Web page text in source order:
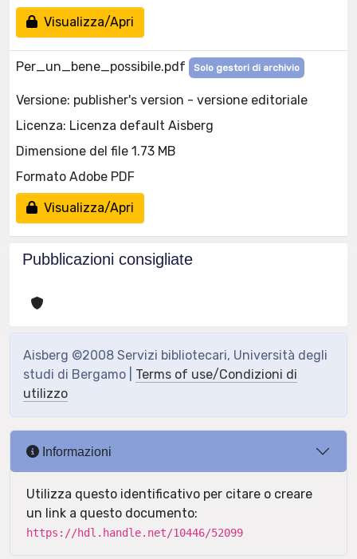
Visualizza/Apri
Per_un_bene_possibile.pdf Solo gestori di archivio
Versione: publisher's version - versione editoriale
Licenza: Licenza default Aisberg
Dimensione del file 1.73 MB
Formato Adobe PDF
Visualizza/Apri
Pubblicazioni consigliate
Aisberg ©2008 Servizi bibliotecari, Università degli
studi di Bergamo | Terms of use/Condizioni di
utilizzo
Informazioni
Utilizza questo identificativo per citare o creare
un link a questo documento:
https://hdl.handle.net/10446/52099